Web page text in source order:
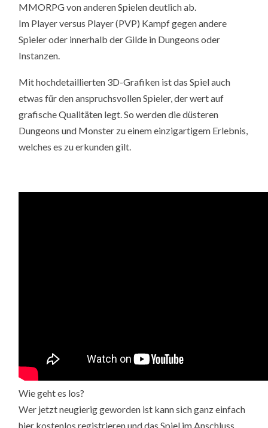
MMORPG von anderen Spielen deutlich ab.
Im Player versus Player (PVP) Kampf gegen andere
Spieler oder innerhalb der Gilde in Dungeons oder
Instanzen.
Mit hochdetaillierten 3D-Grafiken ist das Spiel auch
etwas für den anspruchsvollen Spieler, der wert auf
grafische Qualitäten legt. So werden die düsteren
Dungeons und Monster zu einem einzigartigem Erlebnis,
welches es zu erkunden gilt.
Wie geht es los?
Wer jetzt neugierig geworden ist kann sich ganz einfach
hier kostenlos registrieren und das Spiel im Anschluss